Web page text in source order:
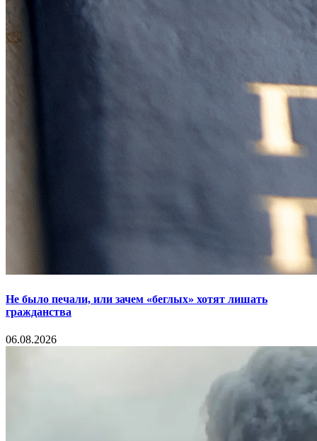
Не было печали, или зачем «беглых» хотят лишать
гражданства
06.08.2026